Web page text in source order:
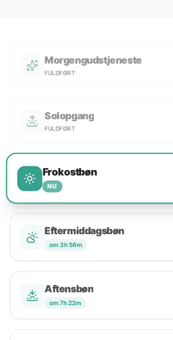
Morgengudstjeneste
FULDFØRT
Solopgang
FULDFØRT
Frokostbøn
NU
Eftermiddagsbøn
om 3h 56m
Aftensbøn
om 7h 22m